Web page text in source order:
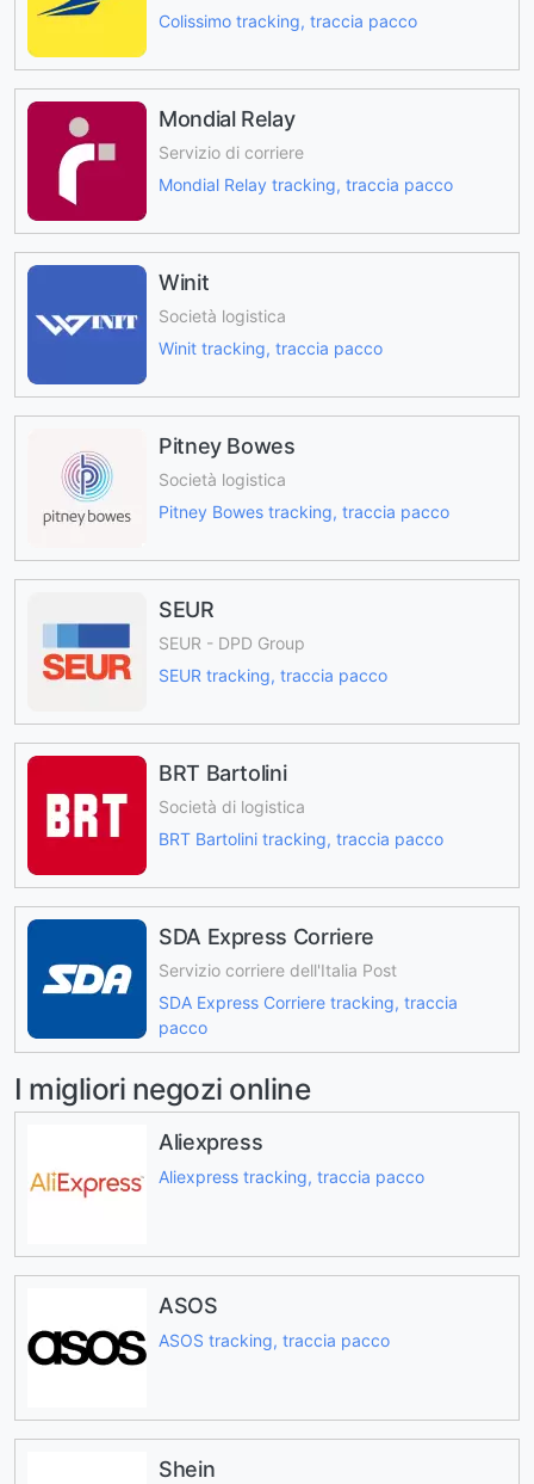
Colissimo tracking, traccia pacco
Mondial Relay
Servizio di corriere
Mondial Relay tracking, traccia pacco
Winit
Società logistica
Winit tracking, traccia pacco
Pitney Bowes
Società logistica
Pitney Bowes tracking, traccia pacco
SEUR
SEUR - DPD Group
SEUR tracking, traccia pacco
BRT Bartolini
Società di logistica
BRT Bartolini tracking, traccia pacco
SDA Express Corriere
Servizio corriere dell'Italia Post
SDA Express Corriere tracking, traccia
pacco
I migliori negozi online
Aliexpress
Aliexpress tracking, traccia pacco
ASOS
ASOS tracking, traccia pacco
Shein